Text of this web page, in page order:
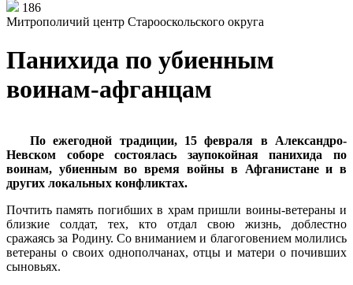
186
Митрополичий центр Старооскольского округа
Панихида по убиенным
воинам-афганцам
По ежегодной традиции, 15 февраля в Александро-
Невском соборе состоялась заупокойная панихида по
воинам, убиенным во время войны в Афганистане и в
других локальных конфликтах.
Почтить память погибших в храм пришли воины-ветераны и
близкие солдат, тех, кто отдал свою жизнь, доблестно
сражаясь за Родину. Со вниманием и благоговением молились
ветераны о своих однополчанах, отцы и матери о почивших
сыновьях.